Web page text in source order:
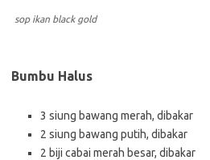
sop ikan black gold
Bumbu Halus
3 siung bawang merah, dibakar
2 siung bawang putih, dibakar
2 biji cabai merah besar, dibakar